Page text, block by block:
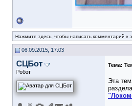
Нажмите здесь, чтобы написать комментарий к
06.09.2015, 17:03
СЦБот
Робот
Тема:
Эта